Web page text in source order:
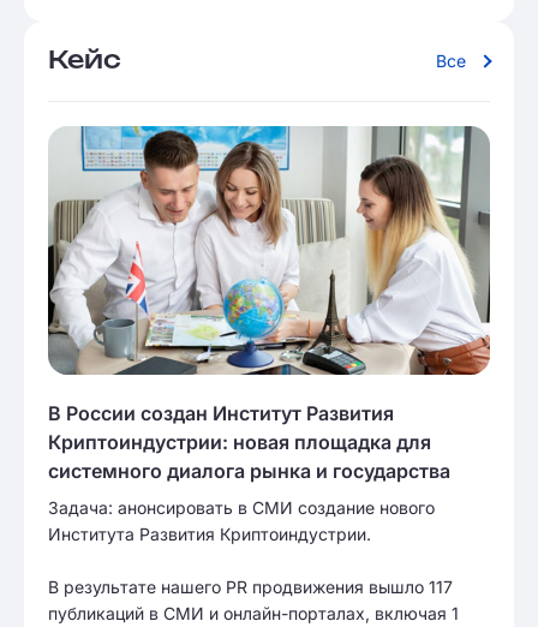
Кейс Все
В России создан Институт Развития
Криптоиндустрии: новая площадка для
системного диалога рынка и государства
Задача: анонсировать в СМИ создание нового
Института Развития Криптоиндустрии.
В результате нашего PR продвижения вышло 117
публикаций в СМИ и онлайн-порталах, включая 1